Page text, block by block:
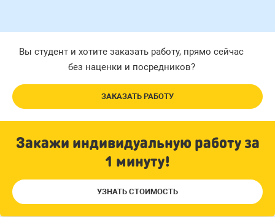
Вы студент и хотите заказать работу, прямо сейчас
без наценки и посредников?
ЗАКАЗАТЬ РАБОТУ
Закажи индивидуальную работу за
1 минуту!
УЗНАТЬ СТОИМОСТЬ